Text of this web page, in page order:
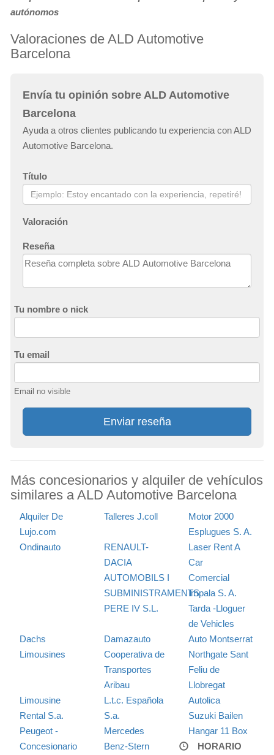
autónomos
Valoraciones de ALD Automotive
Barcelona
Envía tu opinión sobre ALD Automotive
Barcelona
Ayuda a otros clientes publicando tu experiencia con ALD
Automotive Barcelona.
Título
Valoración
Reseña
Tu nombre o nick
Tu email
Email no visible
Enviar reseña
Más concesionarios y alquiler de vehículos
similares a ALD Automotive Barcelona
Alquiler De
Lujo.com
Talleres J.coll
Motor 2000
Esplugues S. A.
Ondinauto
RENAULT-
DACIA
AUTOMOBILS I
SUBMINISTRAMENTS
PERE IV S.L.
Laser Rent A
Car
Comercial
Impala S. A.
Tarda -Lloguer
de Vehicles
Dachs
Limousines
Damazauto
Auto Montserrat
Cooperativa de
Transportes
Aribau
Northgate Sant
Feliu de
Llobregat
Limousine
Rental S.a.
L.t.c. Española
S.a.
Autolica
Suzuki Bailen
Peugeot -
Concesionario
Mercedes
Benz-Stern
Hangar 11 Box
HORARIO